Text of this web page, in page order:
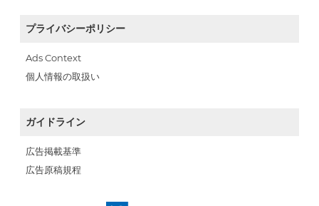
プライバシーポリシー
Ads Context
個人情報の取扱い
ガイドライン
広告掲載基準
広告原稿規程